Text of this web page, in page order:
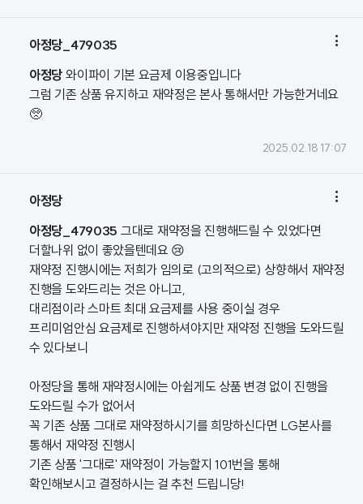
아정당_479035 
아정당 와이파이 기본 요금제 이용중입니다
그럼 기존 상품 유지하고 재약정은 본사 통해서만 가능한거네요
🥺
2025.02.18 17:07
아정당 
아정당_479035 그대로 재약정을 진행해드릴 수 있었다면
더할나위 없이 좋았을텐데요 😢
재약정 진행시에는 저희가 임의로 (고의적으로) 상향해서 재약정
진행을 도와드리는 것은 아니고,
대리점이라 스마트 최대 요금제를 사용 중이실 경우
프리미엄안심 요금제로 진행하셔야지만 재약정 진행을 도와드릴
수 있다보니
아정당을 통해 재약정시에는 아쉽게도 상품 변경 없이 진행을
도와드릴 수가 없어서
꼭 기존 상품 그대로 재약정하시기를 희망하신다면 LG본사를
통해서 재약정 진행시
기존 상품 '그대로' 재약정이 가능할지 101번을 통해
확인해보시고 결정하시는 걸 추천 드립니당!